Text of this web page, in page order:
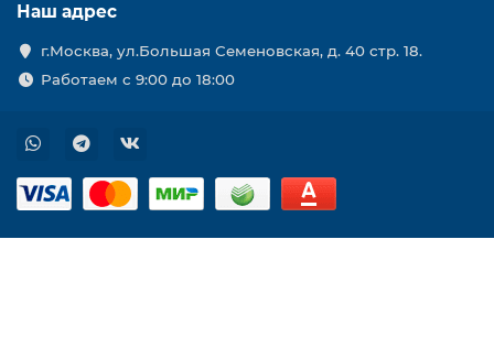
Наш адрес
г.Москва, ул.Большая Семеновская, д. 40 стр. 18.
Работаем с 9:00 до 18:00